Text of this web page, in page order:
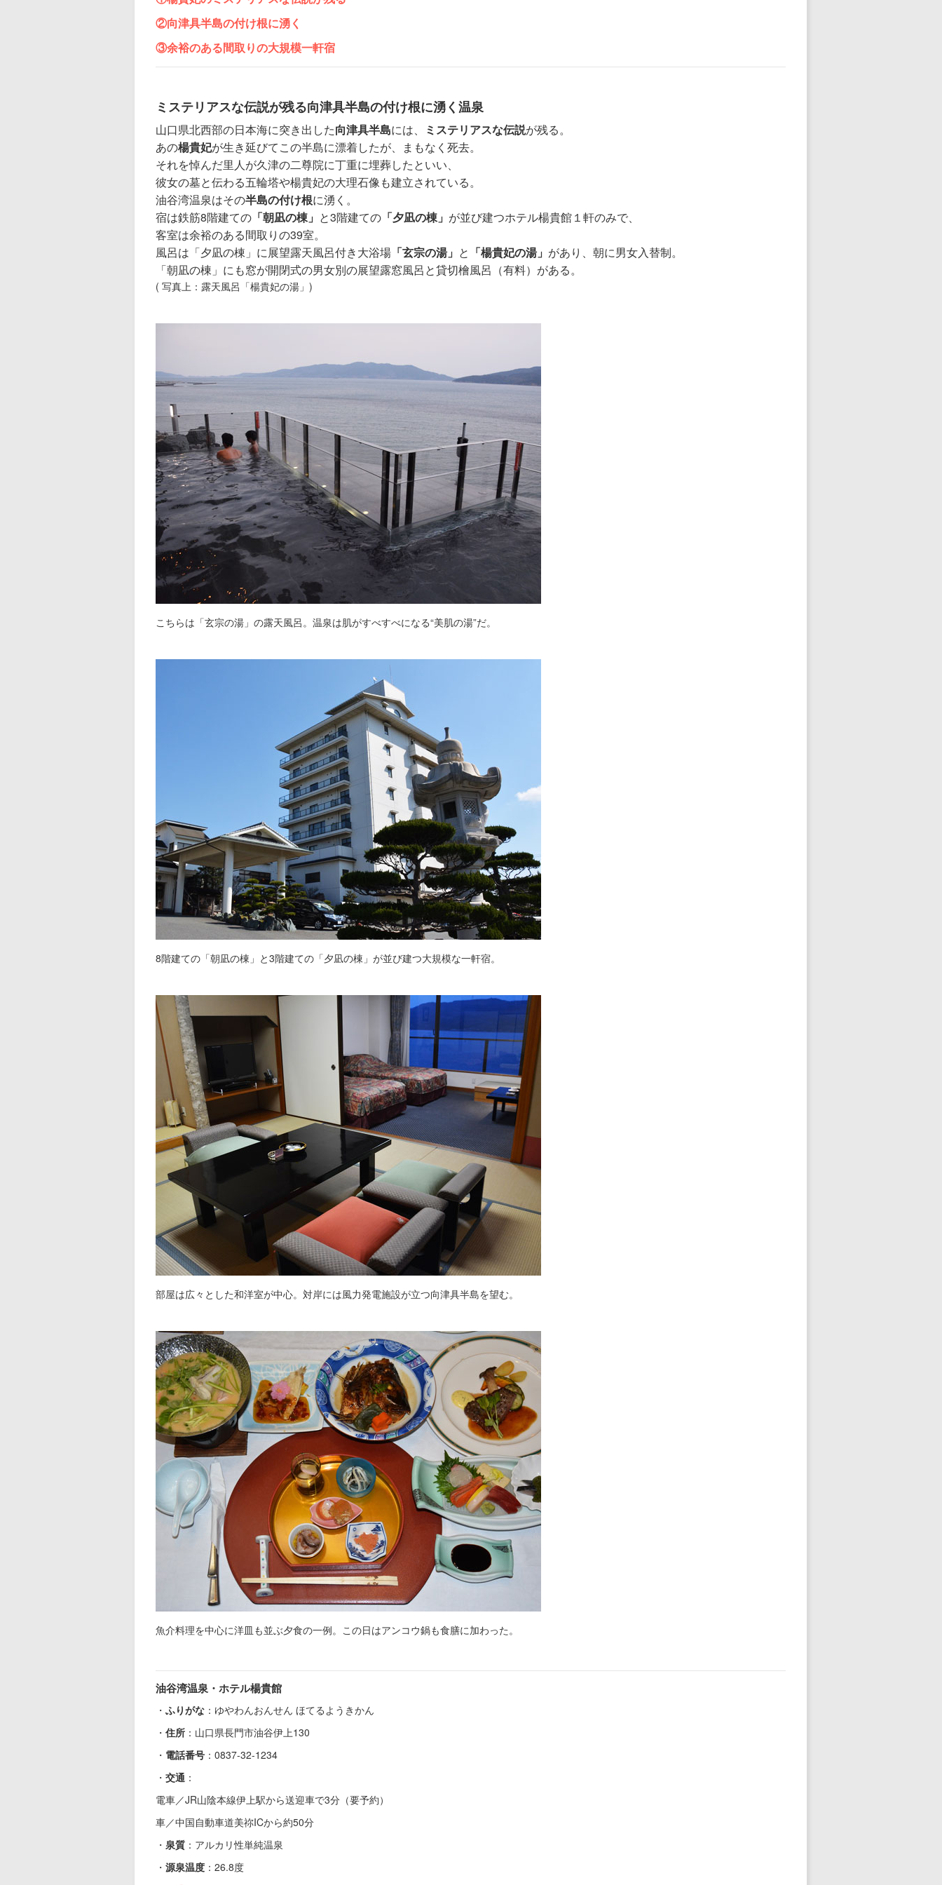
②向津具半島の付け根に湧く
③余裕のある間取りの大規模一軒宿
ミステリアスな伝説が残る向津具半島の付け根に湧く温泉
山口県北西部の日本海に突き出した向津具半島には、 ミステリアスな伝説が残る。
あの楊貴妃が生き延びてこの半島に漂着したが、まもなく死去。
それを悼んだ里人が久津の二尊院に丁重に埋葬したといい、
彼女の墓と伝わる五輪塔や楊貴妃の大理石像も建立されている。
油谷湾温泉はその半島の付け根に湧く。
宿は鉄筋8階建ての 「朝凪の棟」 と3階建ての 「夕凪の棟」 が並び建つホテル楊貴館１軒のみで、
客室は余裕のある間取りの39室。
風呂は「夕凪の棟」に展望露天風呂付き大浴場 「玄宗の湯」 と 「楊貴妃の湯」 があり、朝に男女入替制。
「朝凪の棟」にも窓が開閉式の男女別の展望露窓風呂と貸切檜風呂（有料）がある。
( 写真上：露天風呂「楊貴妃の湯」)
こちらは「玄宗の湯」の露天風呂。温泉は肌がすべすべになる“美肌の湯”だ。
8階建ての「朝凪の棟」と3階建ての「夕凪の棟」が並び建つ大規模な一軒宿。
部屋は広々とした和洋室が中心。対岸には風力発電施設が立つ向津具半島を望む。
魚介料理を中心に洋皿も並ぶ夕食の一例。この日はアンコウ鍋も食膳に加わった。
油谷湾温泉・ホテル楊貴館
・ ふりがな ：ゆやわんおんせん ほてるようきかん
・ 住所 ：山口県長門市油谷伊上130
・ 電話番号 ：0837-32-1234
・ 交通 ：
電車／JR山陰本線伊上駅から送迎車で3分（要予約）
車／中国自動車道美祢ICから約50分
・ 泉質 ：アルカリ性単純温泉
・ 源泉温度 ：26.8度